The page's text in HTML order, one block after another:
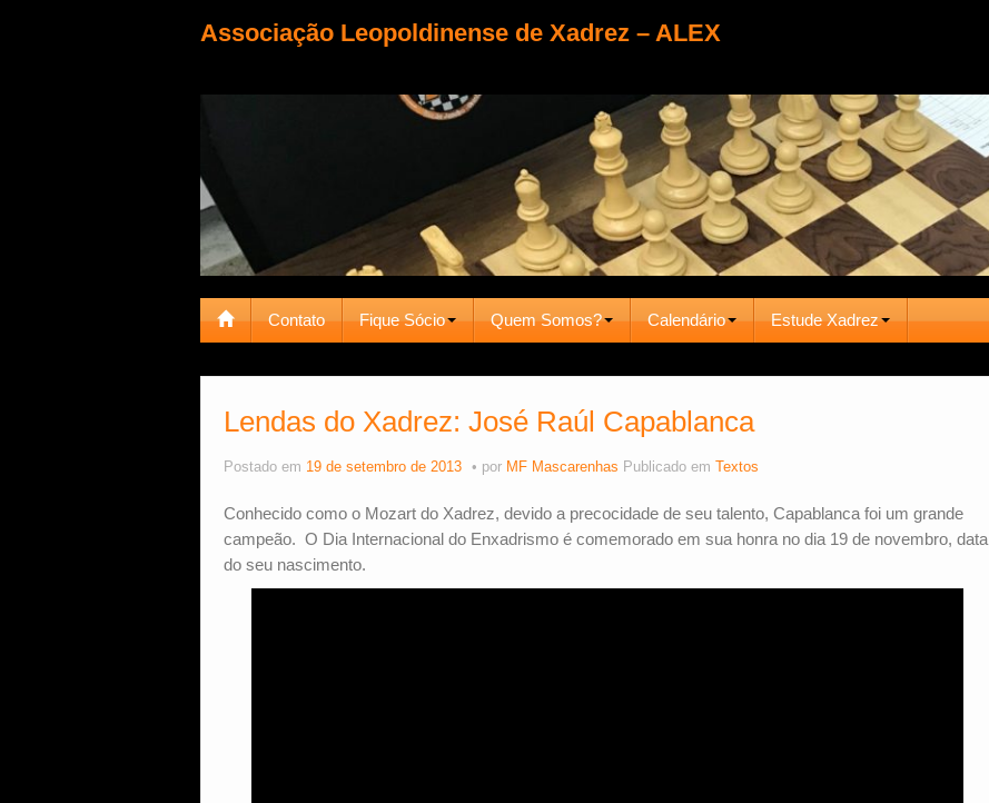
Associação Leopoldinense de Xadrez – ALEX
Contato Fique Sócio Quem Somos? Calendário Estude Xadrez
Lendas do Xadrez: José Raúl Capablanca
Postado em 19 de setembro de 2013 por MF Mascarenhas Publicado em Textos
Conhecido como o Mozart do Xadrez, devido a precocidade de seu talento, Capablanca foi um grande
campeão. O Dia Internacional do Enxadrismo é comemorado em sua honra no dia 19 de novembro, data
do seu nascimento.